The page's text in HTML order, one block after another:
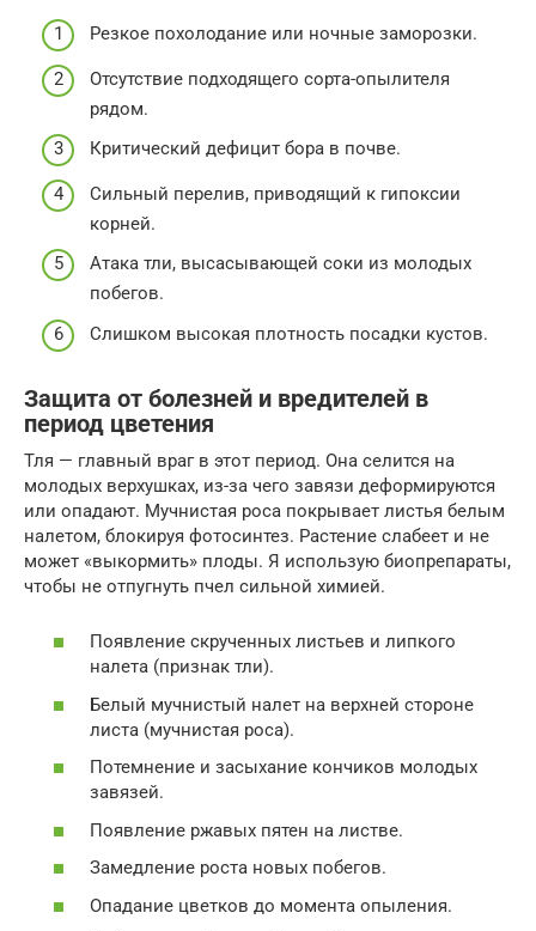
Резкое похолодание или ночные заморозки.
Отсутствие подходящего сорта-опылителя
рядом.
Критический дефицит бора в почве.
Сильный перелив, приводящий к гипоксии
корней.
Атака тли, высасывающей соки из молодых
побегов.
Слишком высокая плотность посадки кустов.
Защита от болезней и вредителей в
период цветения
Тля — главный враг в этот период. Она селится на
молодых верхушках, из-за чего завязи деформируются
или опадают. Мучнистая роса покрывает листья белым
налетом, блокируя фотосинтез. Растение слабеет и не
может «выкормить» плоды. Я использую биопрепараты,
чтобы не отпугнуть пчел сильной химией.
Появление скрученных листьев и липкого
налета (признак тли).
Белый мучнистый налет на верхней стороне
листа (мучнистая роса).
Потемнение и засыхание кончиков молодых
завязей.
Появление ржавых пятен на листве.
Замедление роста новых побегов.
Опадание цветков до момента опыления.